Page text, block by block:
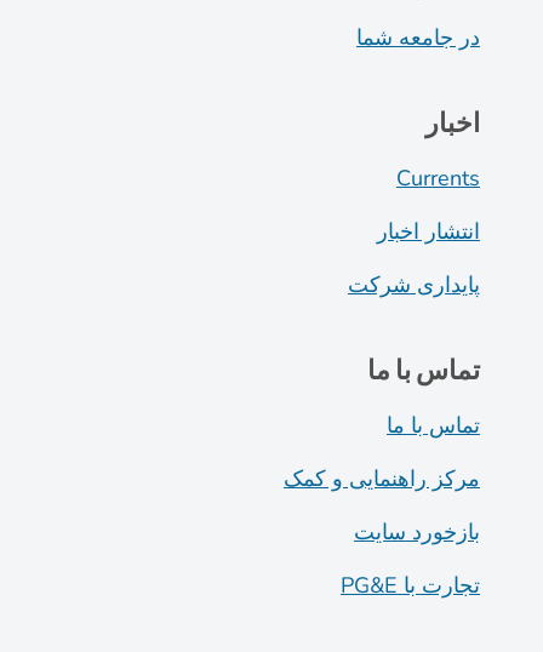
در جامعه شما
اخبار
Currents
انتشار اخبار
پایداری شرکت
تماس با ما
تماس با ما
مرکز راهنمایی و کمک
بازخورد سایت
تجارت با PG&E